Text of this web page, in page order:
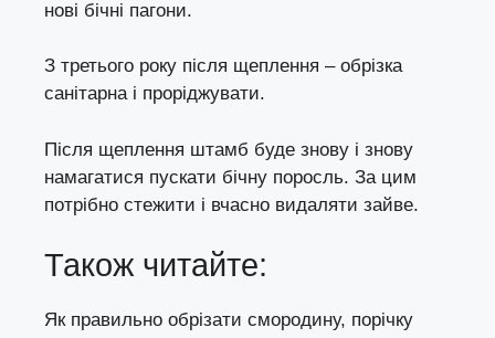
нові бічні пагони.
З третього року після щеплення – обрізка
санітарна і проріджувати.
Після щеплення штамб буде знову і знову
намагатися пускати бічну поросль. За цим
потрібно стежити і вчасно видаляти зайве.
Також читайте:
Як правильно обрізати смородину, порічку